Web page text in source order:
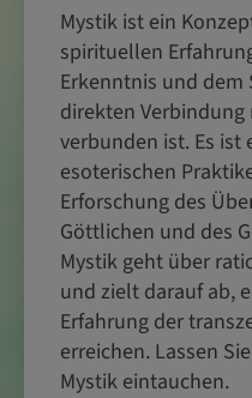
Mystik ist ein
spirituellen
Erkenntnis und dem
direkten
verbunden ist. Es ist
esoterischen
Erforschung des
Göttlichen und des
Mystik geht über
und zielt darauf ab,
Erfahrung der
erreichen. Lassen
Mystik eintauchen.